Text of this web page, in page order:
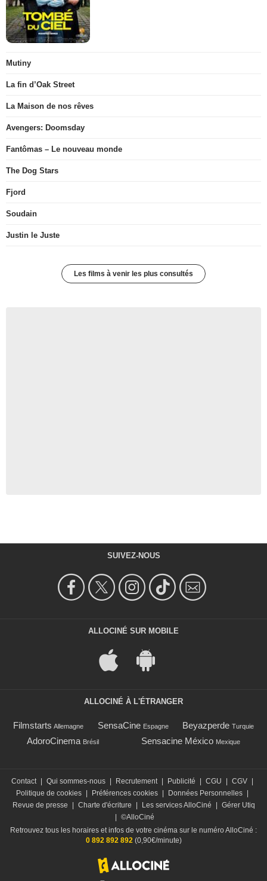
Mutiny
La fin d’Oak Street
La Maison de nos rêves
Avengers: Doomsday
Fantômas – Le nouveau monde
The Dog Stars
Fjord
Soudain
Justin le Juste
Les films à venir les plus consultés
SUIVEZ-NOUS
ALLOCINÉ SUR MOBILE
ALLOCINÉ À L'ÉTRANGER
Filmstarts Allemagne SensaCine Espagne Beyazperde Turquie
AdoroCinema Brésil Sensacine México Mexique
Contact | Qui sommes-nous | Recrutement | Publicité | CGU | CGV |
Politique de cookies | Préférences cookies | Données Personnelles |
Revue de presse
| Charte d'écriture | Les services AlloCiné | Gérer Utiq
| ©AlloCiné
Retrouvez tous les horaires et infos de votre cinéma sur le numéro AlloCiné :
0 892 892 892 (0,90€/minute)